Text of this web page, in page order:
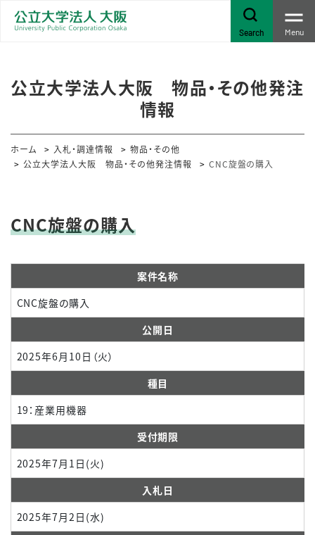
Search Menu
公立大学法人大阪 物品・その他発注
情報
ホーム 入札・調達情報
物品・その他
公立大学法人大阪 物品・その他発注情報
CNC旋盤の購入
CNC旋盤の購入
案件名称
CNC旋盤の購入
公開日
2025年6月10日（火）
種目
19：産業用機器
受付期限
2025年7月1日(火)
入札日
2025年7月2日(水)